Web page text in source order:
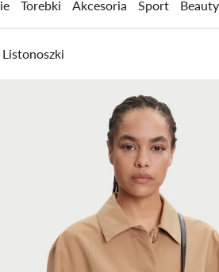
Torebki Akcesoria Sport Beauty
Listonoszki